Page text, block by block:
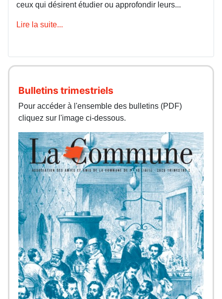
ceux qui désirent étudier ou approfondir leurs...
Lire la suite...
Bulletins trimestriels
Pour accéder à l'ensemble des bulletins (PDF)
cliquez sur l'image ci-dessous.